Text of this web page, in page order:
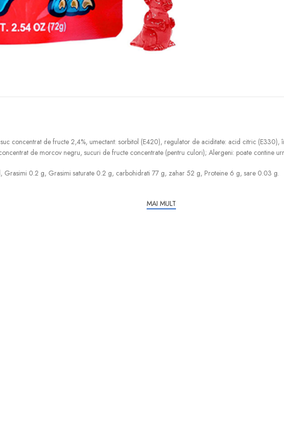
concentrat de fructe 2,4%, umectant: sorbitol (E420), regulator de aciditate: acid citric
de morcov negru, sucuri de fructe concentrate (pentru culori); Alergeni: poate contine
Grasimi 0.2 g, Grasimi saturate 0.2 g, carbohidrati 77 g, zahar 52 g, Proteine 6 g, sare 0.03 g.
MAI MULT